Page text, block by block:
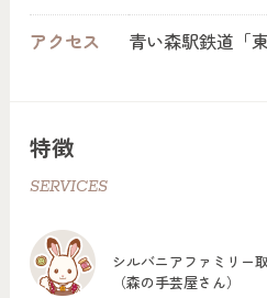
アクセス 青い森駅鉄道「
特徴
SERVICES
シルバニアファミリー
（森の手芸屋さん）